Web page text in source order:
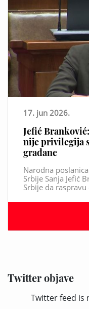
Twitter objave
Twitter feed is
17. jun 2026.
Jefić
nije privilegija
građane
Narodna
Srbije Sanja Jefić
Srbije da